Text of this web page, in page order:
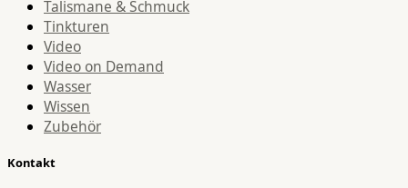
Talismane & Schmuck
Tinkturen
Video
Video on Demand
Wasser
Wissen
Zubehör
Kontakt